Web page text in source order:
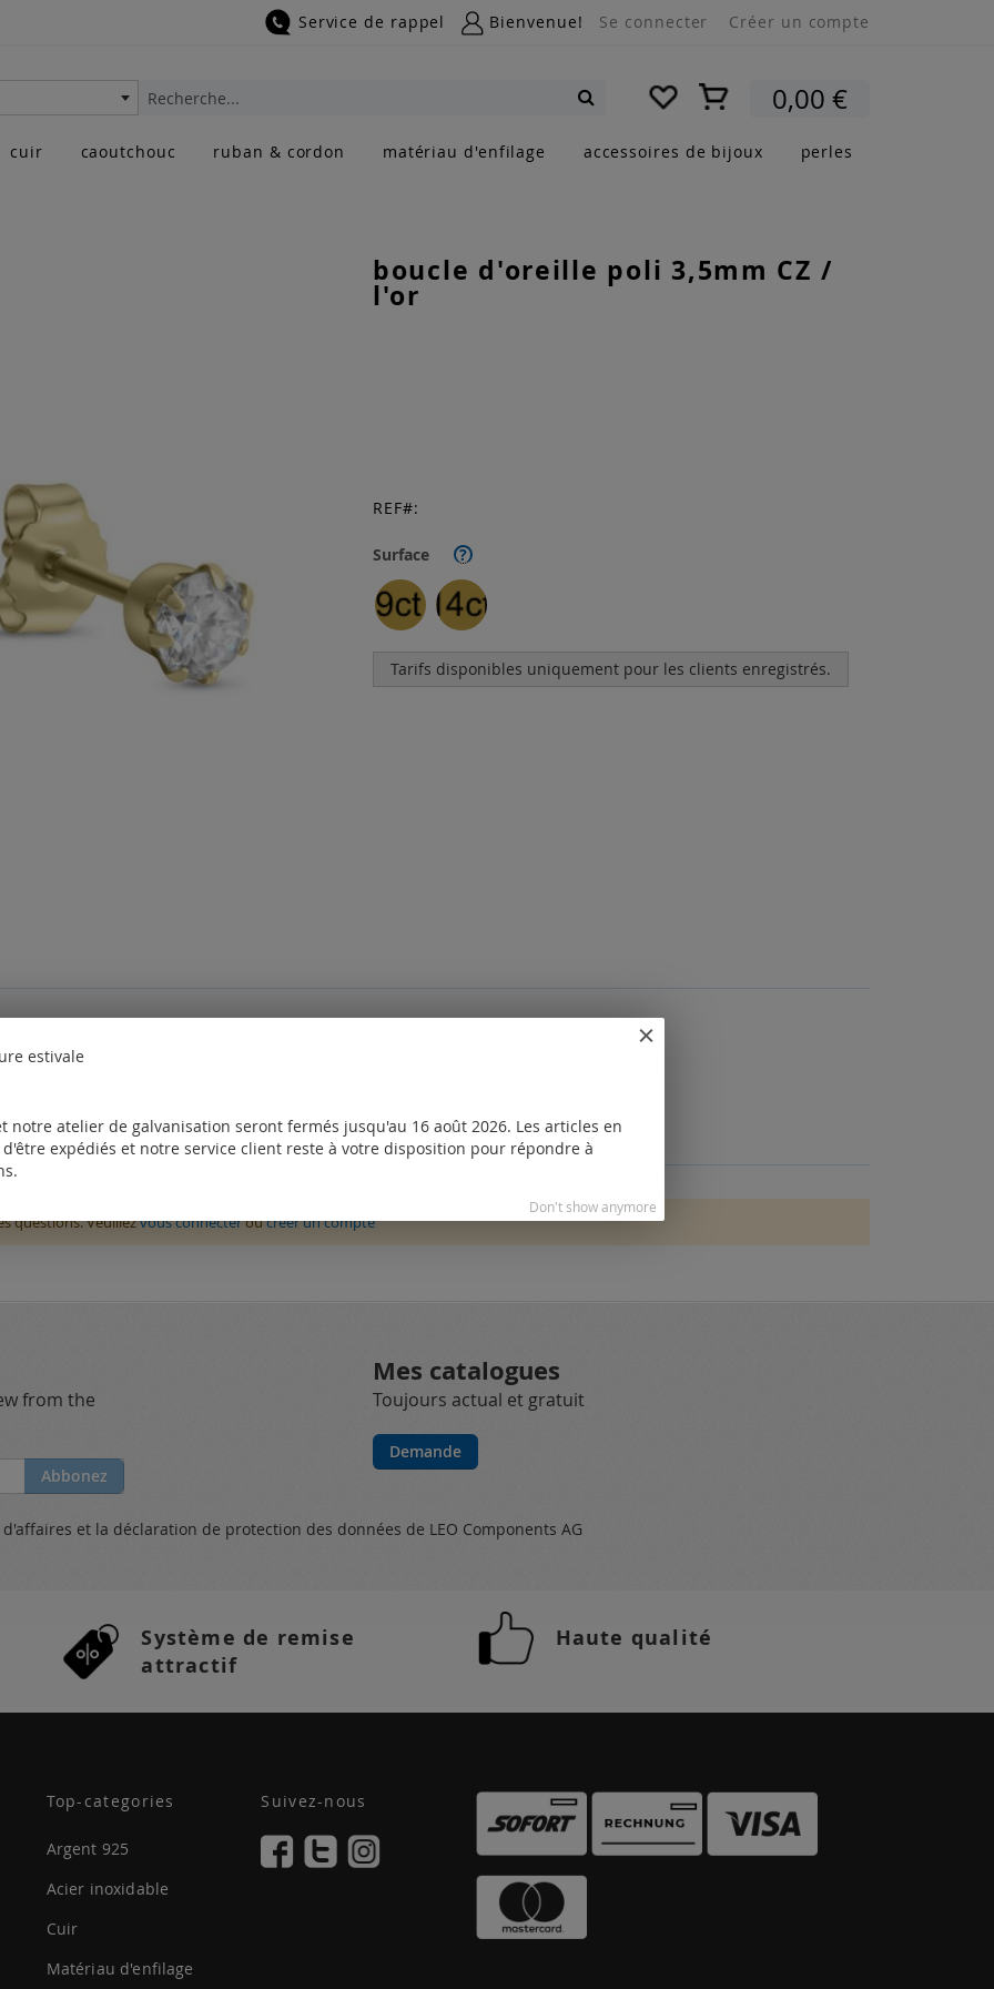
Service de rappel Bienvenue! Se connecter Créer un compte
Mon panier0,00 €
Rechercher
cuir caoutchouc ruban & cordon matériau d'enfilage accessoires de bijoux perles
boucle d'oreille poli 3,5mm CZ /
l'or
Surface ?
Tarifs disponibles uniquement pour les clients enregistrés.
REF
questions. Veuillezvous connecteroucréer un compte
from the
Abbonez
Mes catalogues
Toujours actual et gratuit
Demande
d'affaires et la déclaration de protection des données de LEO Components AG
Système de remise
attractif
Haute qualité
Top-categories
Argent 925
Acier inoxidable
Cuir
Matériau d'enfilage
Suivez-nous
estivale
notre atelier de galvanisation seront fermés jusqu'au 16 août 2026. Les articles en
expédiés et notre service client reste à votre disposition pour répondre à
Don't show anymore